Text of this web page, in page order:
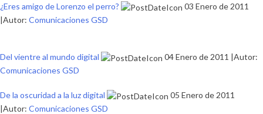
¿Eres amigo de Lorenzo el perro?
03 Enero de 2011
|Autor: Comunicaciones GSD
Del vientre al mundo digital
04 Enero de 2011 |Autor:
Comunicaciones GSD
De la oscuridad a la luz digital
05 Enero de 2011
|Autor: Comunicaciones GSD